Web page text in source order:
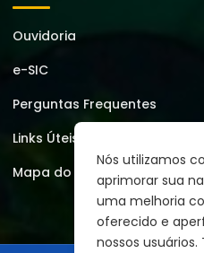
Nós utilizamos
aprimorar sua
uma melhoria
oferecido e
nossos
Ouvidoria
e-SIC
Perguntas Frequentes
Links Úteis
Mapa do Site